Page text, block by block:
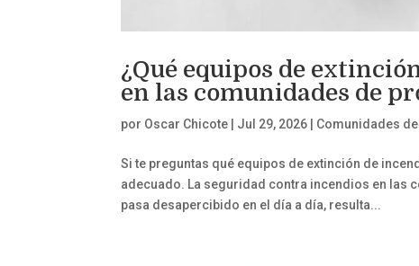
¿Qué equipos de
en las comunidades de
por Oscar Chicote Jul 29, 2026 Comunidades
Si te preguntas qué equipos de extinción de
adecuado. La seguridad contra incendios en las
pasa desapercibido en el día a día, resulta...